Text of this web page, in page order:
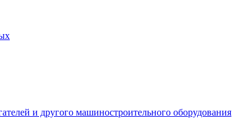
и другого машиностроительного оборудования